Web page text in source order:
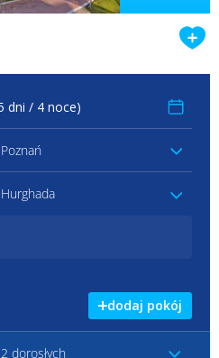
Poznań
Hurghada
dodaj pokój
2 dorosłych